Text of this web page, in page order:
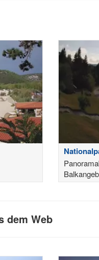
und
dem Web